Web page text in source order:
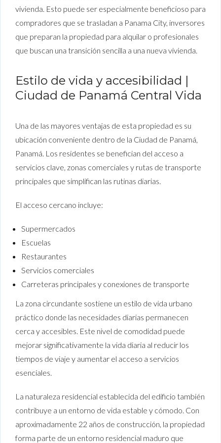
vivienda. Esto puede ser especialmente beneficioso para
compradores que se trasladan a Panama City, inversores
que preparan la propiedad para alquilar o profesionales
que buscan una transición sencilla a una nueva vivienda.
Estilo de vida y accesibilidad |
Ciudad de Panamá Central Vida
Una de las mayores ventajas de esta propiedad es su
ubicación conveniente dentro de la Ciudad de Panamá,
Panamá. Los residentes se benefician del acceso a
servicios clave, zonas comerciales y rutas de transporte
principales que simplifican las rutinas diarias.
El acceso cercano incluye:
Supermercados
Escuelas
Restaurantes
Servicios comerciales
Carreteras principales y conexiones de transporte
La zona circundante sostiene un estilo de vida urbano
práctico donde las necesidades diarias permanecen
cerca y accesibles. Este nivel de comodidad puede
mejorar significativamente la vida diaria al reducir los
tiempos de viaje y aumentar el acceso a servicios
esenciales.
La naturaleza residencial establecida del edificio también
contribuye a un entorno de vida estable y cómodo. Con
aproximadamente 22 años de construcción, la propiedad
forma parte de un entorno residencial maduro que